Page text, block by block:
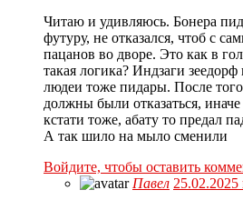
Читаю и удивляюсь. Бонера
футуру, не отказался, чтоб с
пацанов во дворе. Это как в
такая логика? Индзаги
людеи тоже пидары. После
должны были отказаться,
кстати тоже, абату то предал
А так шило на мыло сменили
Войдите, чтобы оставить
Павел 25.02.2025